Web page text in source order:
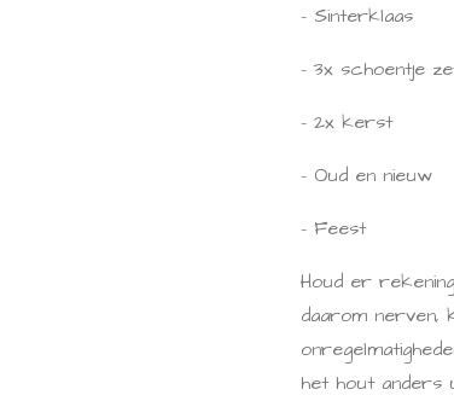
- Sinterklaas
- 3x schoentje
- 2x kerst
- Oud en nieuw
- Feest
Houd er
daarom nerven,
het hout anders